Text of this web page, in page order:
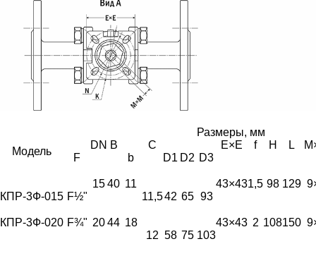
Модель
Размеры, мм
F
DN B
b
C
D1 D2 D3
E×E f H L
КПР-3Ф-015 F½"
1540 11
11,542 65 93
43×431,5 98 129
КПР-3Ф-020 F¾" 2044 18
12 58 75 103
43×43 2 108150